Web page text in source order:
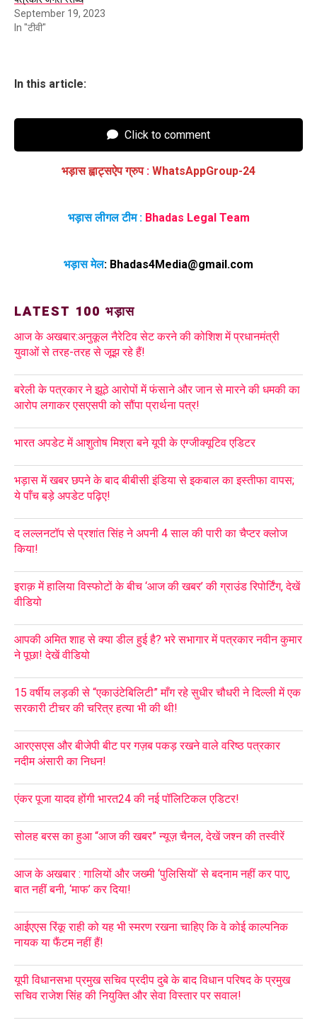
September 19, 2023
In "टीवी"
In this article:
Click to comment
भड़ास ह्वाट्सऐप ग्रुप : WhatsAppGroup-24
भड़ास लीगल टीम : Bhadas Legal Team
भड़ास मेल: Bhadas4Media@gmail.com
LATEST 100 भड़ास
आज के अखबार:अनुकूल नैरेटिव सेट करने की कोशिश में प्रधानमंत्री
युवाओं से तरह-तरह से जूझ रहे हैं!
बरेली के पत्रकार ने झूठे आरोपों में फंसाने और जान से मारने की धमकी का
आरोप लगाकर एसएसपी को सौंपा प्रार्थना पत्र!
भारत अपडेट में आशुतोष मिश्रा बने यूपी के एग्जीक्यूटिव एडिटर
भड़ास में खबर छपने के बाद बीबीसी इंडिया से इकबाल का इस्तीफा वापस;
ये पाँच बड़े अपडेट पढ़िए!
द लल्लनटॉप से प्रशांत सिंह ने अपनी 4 साल की पारी का चैप्टर क्लोज
किया!
इराक़ में हालिया विस्फोटों के बीच ‘आज की खबर’ की ग्राउंड रिपोर्टिंग, देखें
वीडियो
आपकी अमित शाह से क्या डील हुई है? भरे सभागार में पत्रकार नवीन कुमार
ने पूछा! देखें वीडियो
15 वर्षीय लड़की से “एकाउंटेबिलिटी” माँग रहे सुधीर चौधरी ने दिल्ली में एक
सरकारी टीचर की चरित्र हत्या भी की थी!
आरएसएस और बीजेपी बीट पर गज़ब पकड़ रखने वाले वरिष्ठ पत्रकार
नदीम अंसारी का निधन!
एंकर पूजा यादव होंगी भारत24 की नई पॉलिटिकल एडिटर!
सोलह बरस का हुआ “आज की खबर” न्यूज़ चैनल, देखें जश्न की तस्वीरें
आज के अखबार : गालियों और जख्मी ‘पुलिसियों’ से बदनाम नहीं कर पाए,
बात नहीं बनी, ‘माफ’ कर दिया!
आईएएस रिंकू राही को यह भी स्मरण रखना चाहिए कि वे कोई काल्पनिक
नायक या फैंटम नहीं हैं!
यूपी विधानसभा प्रमुख सचिव प्रदीप दुबे के बाद विधान परिषद के प्रमुख
सचिव राजेश सिंह की नियुक्ति और सेवा विस्तार पर सवाल!